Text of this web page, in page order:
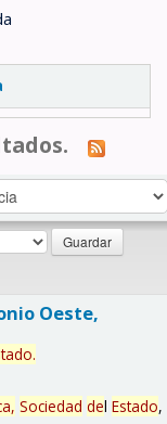
Oeste,
.
Sociedad del Estado,